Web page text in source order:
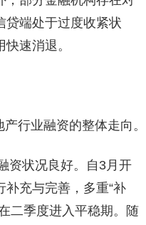
贷端处于过度收紧状
速消退。
行业融资的整体走向。
资状况良好。自3月开
充与完善，多重“补
二季度进入平稳期。随